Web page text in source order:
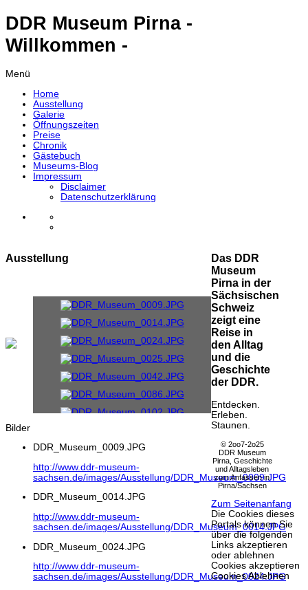
DDR Museum Pirna -
Willkommen -
Menü
Home
Ausstellung
Galerie
Öffnungszeiten
Preise
Chronik
Gästebuch
Museums-Blog
Impressum
Disclaimer
Datenschutzerklärung
Ausstellung
Bilder
DDR_Museum_0009.JPG
http://www.ddr-museum-
sachsen.de/images/Ausstellung/DDR_Museum_0009.JPG
DDR_Museum_0014.JPG
http://www.ddr-museum-
sachsen.de/images/Ausstellung/DDR_Museum_0014.JPG
DDR_Museum_0024.JPG
http://www.ddr-museum-
sachsen.de/images/Ausstellung/DDR_Museum_0024.JPG
Das DDR
Museum
Pirna in der
Sächsischen
Schweiz
zeigt eine
Reise in
den Alltag
und die
Geschichte
der DDR.
Entdecken.
Erleben.
Staunen.
© 2oo7-2o25
DDR Museum
Pirna, Geschichte
und Alltagsleben
zum Anfassen in
Pirna/Sachsen
Zum Seitenanfang
Die Cookies dieses
Portals können Sie
über die folgenden
Links akzeptieren
oder ablehnen
Cookies akzeptieren
Cookies Ablehnen